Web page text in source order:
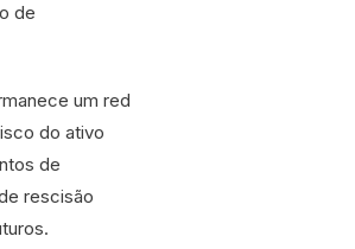
de
um red
do ativo
de
rescisão